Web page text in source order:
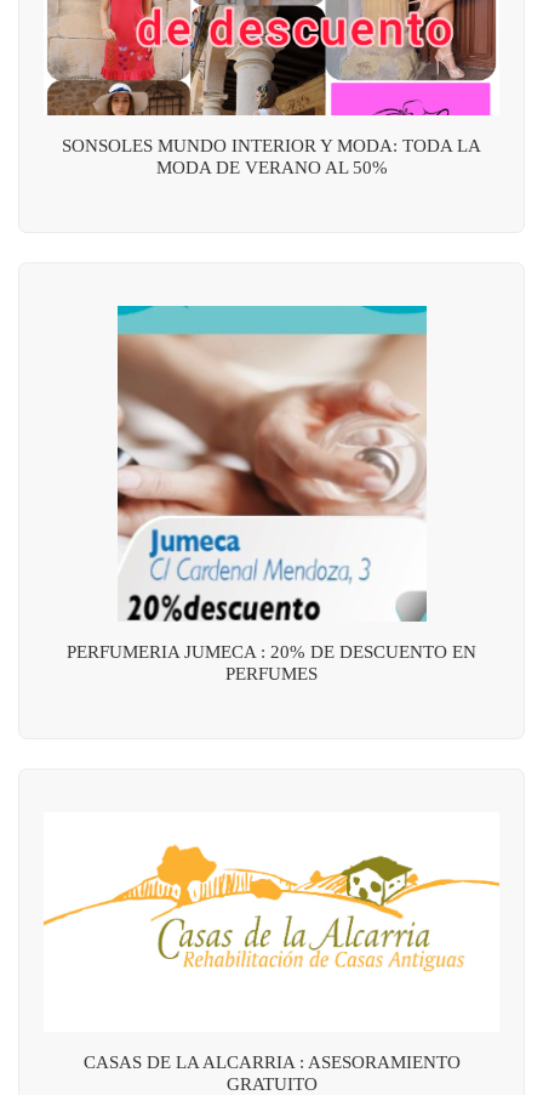
SONSOLES MUNDO INTERIOR Y MODA: TODA LA
MODA DE VERANO AL 50%
PERFUMERIA JUMECA : 20% DE DESCUENTO EN
PERFUMES
CASAS DE LA ALCARRIA : ASESORAMIENTO
GRATUITO